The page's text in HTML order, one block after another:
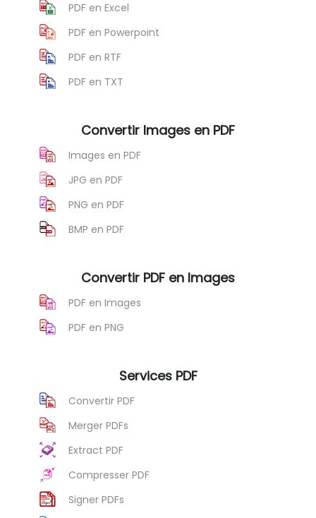
PDF en Excel
PDF en Powerpoint
PDF en RTF
PDF en TXT
Convertir Images en PDF
Images en PDF
JPG en PDF
PNG en PDF
BMP en PDF
Convertir PDF en Images
PDF en Images
PDF en PNG
Services PDF
Convertir PDF
Merger PDFs
Extract PDF
Compresser PDF
Signer PDFs